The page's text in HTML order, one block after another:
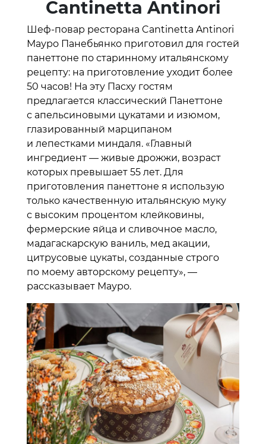
Cantinetta Antinori
Шеф-повар ресторана Cantinetta Antinori
Мауро Панебьянко приготовил для гостей
панеттоне по старинному итальянскому
рецепту: на приготовление уходит более
50 часов! На эту Пасху гостям
предлагается классический Панеттоне
с апельсиновыми цукатами и изюмом,
глазированный марципаном
и лепестками миндаля. «Главный
ингредиент — живые дрожжи, возраст
которых превышает 55 лет. Для
приготовления панеттоне я использую
только качественную итальянскую муку
с высоким процентом клейковины,
фермерские яйца и сливочное масло,
мадагаскарскую ваниль, мед акации,
цитрусовые цукаты, созданные строго
по моему авторскому рецепту», —
рассказывает Мауро.